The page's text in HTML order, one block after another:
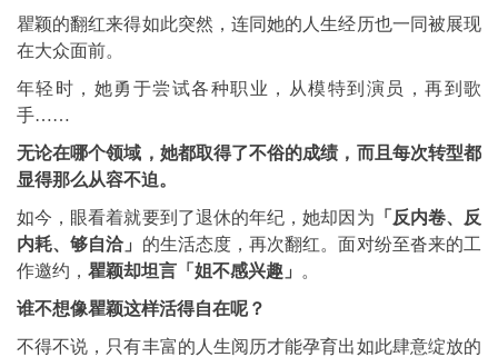
瞿颖的翻红来得如此突然，连同她的人生经历也一同被展现
在大众面前。
年轻时，她勇于尝试各种职业，从模特到演员，再到歌
手……
无论在哪个领域，她都取得了不俗的成绩，而且每次转型都
显得那么从容不迫。
如今，眼看着就要到了退休的年纪，她却因为 「反内卷、反
内耗、够自洽」 的生活态度，再次翻红。面对纷至沓来的工
作邀约， 瞿颖却坦言「姐不感兴趣」
。
谁不想像瞿颖这样活得自在呢？
不得不说，只有丰富的人生阅历才能孕育出如此肆意绽放的